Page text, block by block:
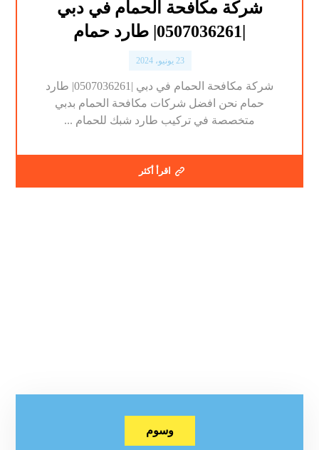
شركة مكافحة الحمام في دبي
|0507036261| طارد حمام
23 يونيو، 2024
شركة مكافحة الحمام في دبي |0507036261| طارد
حمام نحن افضل شركات مكافحة الحمام بدبي
متخصصة في تركيب طارد شبك للحمام ...
اقرأ أكثر
وسوم